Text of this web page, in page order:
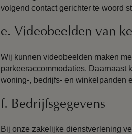
volgend contact gerichter te woord
e. Videobeelden van
Wij kunnen videobeelden maken
parkeeraccommodaties. Daarnaast
woning-, bedrijfs- en winkelpanden
f. Bedrijfsgegevens
Bij onze zakelijke dienstverlening